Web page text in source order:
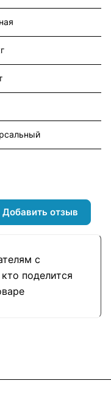
с
поделится
Добавить отзыв